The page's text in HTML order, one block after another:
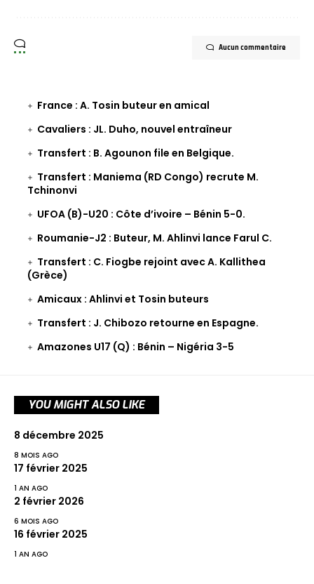
Aucun commentaire
France : A. Tosin buteur en amical
Cavaliers : JL. Duho, nouvel entraîneur
Transfert : B. Agounon file en Belgique.
Transfert : Maniema (RD Congo) recrute M.
Tchinonvi
UFOA (B)-U20 : Côte d’ivoire – Bénin 5-0.
Roumanie-J2 : Buteur, M. Ahlinvi lance Farul C.
Transfert : C. Fiogbe rejoint avec A. Kallithea
(Grèce)
Amicaux : Ahlinvi et Tosin buteurs
Transfert : J. Chibozo retourne en Espagne.
Amazones U17 (Q) : Bénin – Nigéria 3-5
YOU MIGHT ALSO LIKE
8 décembre 2025
8 MOIS AGO
17 février 2025
1 AN AGO
2 février 2026
6 MOIS AGO
16 février 2025
1 AN AGO